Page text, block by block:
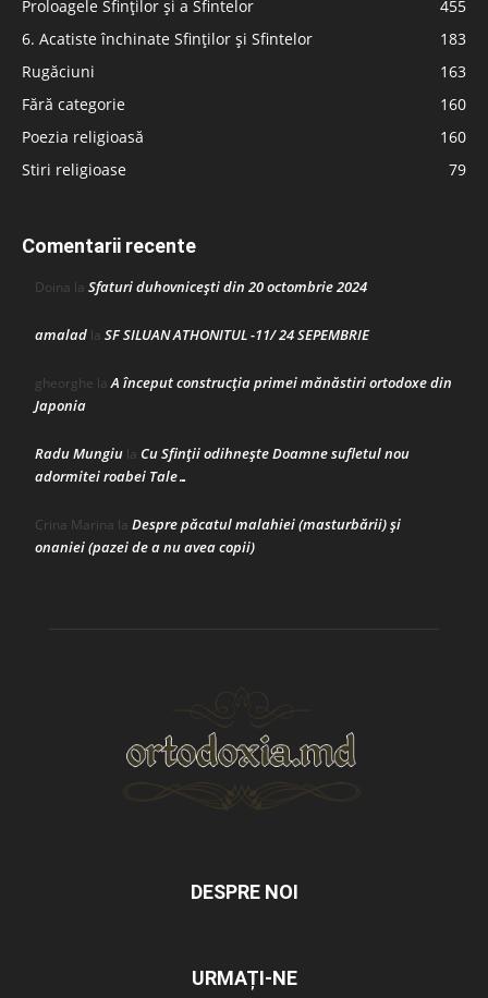
Proloagele Sfinților și a Sfintelor
455
6. Acatiste închinate Sfinților și Sfintelor
183
Rugăciuni
163
Fără categorie
160
Poezia religioasă
160
Stiri religioase
79
Comentarii recente
Doina la Sfaturi duhovnicești din 20 octombrie 2024
amalad la SF SILUAN ATHONITUL -11/ 24 SEPEMBRIE
gheorghe laA început construcţia primei mănăstiri ortodoxe din
Japonia
Radu Mungiu la Cu Sfinții odihnește Doamne sufletul nou
adormitei roabei Tale…
Crina Marina la Despre păcatul malahiei (masturbării) şi
onaniei (pazei de a nu avea copii)
DESPRE NOI
URMAȚI-NE